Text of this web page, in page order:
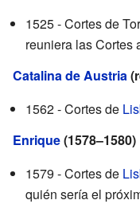
1525 - Cortes de
reuniera las Cortes
Catalina de Austria
1562 - Cortes de
Enrique(1578–1580)
1579 - Cortes de
quién sería el